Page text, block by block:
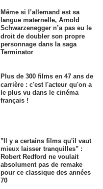
Même si l’allemand est sa
langue maternelle, Arnold
Schwarzenegger n’a pas eu le
droit de doubler son propre
personnage dans la saga
Terminator
Plus de 300 films en 47 ans de
carrière : c'est l'acteur qu'on a
le plus vu dans le cinéma
français !
"Il y a certains films qu'il vaut
mieux laisser tranquilles" :
Robert Redford ne voulait
absolument pas de remake
pour ce classique des années
70